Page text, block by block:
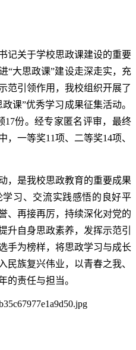
记关于学校思政课建设的重要
“大思政课”建设走深走实，充
范引领作用，我校组织开展了
课”优秀学习成果征集活动。
17份。经专家匿名评审，最终
，一等奖11项、二等奖14项、
，是我校思政教育的重要成果
习、交流实践感悟的良好平
、再接再厉，持续深化对党的
升自身思政素养，发挥示范引
手为榜样，将思政学习与成长
民族复兴伟业，以青春之我、
的责任与担当。